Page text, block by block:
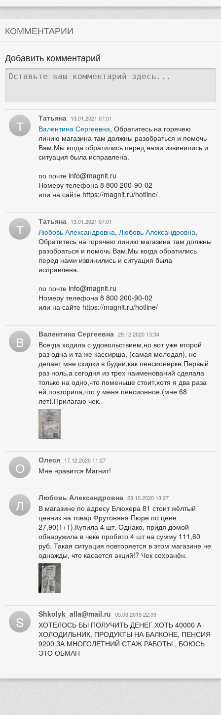
КОММЕНТАРИИ
Добавить комментарий
Т Татьяна 13.01.2021 07:01
Валентина Сергеевна, Обратитесь на горячею
линию магазина там должны разобраться и помочь
Вам.Мы когда обратились перед нами извинились и
ситуация была исправлена.
по почте info@magnit.ru
Номеру телефона 8 800 200-90-02
или на сайте https://magnit.ru/hotline/
Т Татьяна 13.01.2021 07:01
Любовь Александровна, Любовь Александровна,
Обратитесь на горячею линию магазина там должны
разобраться и помочь Вам.Мы когда обратились
перед нами извинились и ситуация была
исправлена.
по почте info@magnit.ru
Номеру телефона 8 800 200-90-02
или на сайте https://magnit.ru/hotline/
В Валентина Сергеевна 29.12.2020 13:34
Всегда ходила с удовольствием,но вот уже второй
раз одна и та же кассирша, (самая молодая), не
делает мне скидки в будни,как пенсионерке.Первый
раз ноль,а сегодня из трех наименований сделала
только на одно,что поменьше стоит,хотя я два раза
ей повторила,что у меня пенсионное,(мне 68
лет).Прилагаю чек.
О Олеся 17.12.2020 11:27
Мне нравится Магнит!
Л Любовь Александровна 23.10.2020 13:27
В магазине по адресу Блюхера 81 стоит жёлтый
ценник на товар Фрутоняня Пюре по цене
27,90(1+1).Купила 4 шт. Однако, придя домой
обнаружила в чеке пробито 4 шт на сумму 111,60
руб. Такая ситуация повторяется в этом магазине не
однажды, что касается акций!? Чек сохранён.
S Shkolyk_alla@mail.ru 05.03.2019 22:09
ХОТЕЛОСЬ БЫ ПОЛУЧИТЬ ДЕНЕГ ХОТЬ 40000 А
ХОЛОДИЛЬНИК, ПРОДУКТЫ НА БАЛКОНЕ, ПЕНСИЯ
9200 ЗА МНОГОЛЕТНИЙ СТАЖ РАБОТЫ , БОЮСЬ
ЭТО ОБМАН